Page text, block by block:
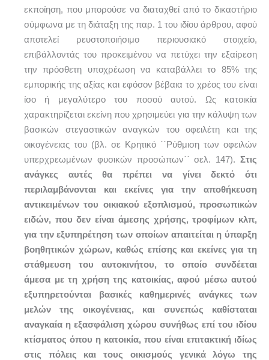
εκποίηση, που μπορούσε να διαταχθεί από το δικαστήριο
σύμφωνα με τη διάταξη της παρ. 1 του ιδίου άρθρου, αφού
αποτελεί ρευστοποιήσιμο περιουσιακό στοιχείο,
επιβάλλοντάς του προκειμένου να πετύχει την εξαίρεση
την πρόσθετη υποχρέωση να καταβάλλει το 85% της
εμπορικής της αξίας και εφόσον βέβαια το χρέος του είναι
ίσο ή μεγαλύτερο του ποσού αυτού. Ως κατοικία
χαρακτηρίζεται εκείνη που χρησιμεύει για την κάλυψη των
βασικών στεγαστικών αναγκών του οφειλέτη και της
οικογένειας του (βλ. σε Κρητικό ΄΄Ρύθμιση των οφειλών
υπερχρεωμένων φυσικών προσώπων΄΄ σελ. 147). Στις
ανάγκες αυτές θα πρέπει να γίνει δεκτό ότι
περιλαμβάνονται και εκείνες για την αποθήκευση
αντικειμένων του οικιακού εξοπλισμού, προσωπικών
ειδών, που δεν είναι άμεσης χρήσης, τροφίμων κλπ,
για την εξυπηρέτηση των οποίων απαιτείται η ύπαρξη
βοηθητικών χώρων, καθώς επίσης και εκείνες για τη
στάθμευση του αυτοκινήτου, το οποίο συνδέεται
άμεσα με τη χρήση της κατοικίας, αφού μέσω αυτού
εξυπηρετούνται βασικές καθημερινές ανάγκες των
μελών της οικογένειας, και συνεπώς καθίσταται
αναγκαία η εξασφάλιση χώρου συνήθως επί του ιδίου
κτίσματος όπου η κατοικία, που είναι επιτακτική ιδίως
στις πόλεις και τους οικισμούς γενικά λόγω της